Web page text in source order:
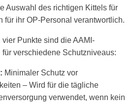
Auswahl des richtigen Kittels für
für ihr OP-Personal verantwortlich.
vier Punkte sind die AAMI-
für verschiedene Schutzniveaus:
Minimaler Schutz vor
– Wird für die tägliche
verwendet, wenn kein